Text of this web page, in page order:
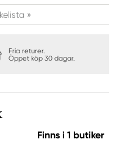
»
Fria returer.
Öppet köp 30 dagar.
Finns i 1 butiker